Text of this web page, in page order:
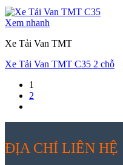
Xem nhanh
Xe Tải Van TMT
Xe Tải Van TMT C35 2 chỗ
1
2
ĐỊA CHỈ LIÊN HỆ